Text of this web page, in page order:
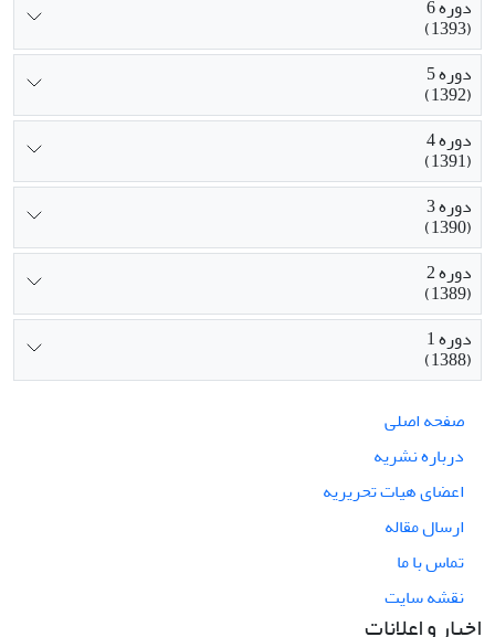
دوره 6
(1393)
دوره 5
(1392)
دوره 4
(1391)
دوره 3
(1390)
دوره 2
(1389)
دوره 1
(1388)
صفحه اصلی
درباره نشریه
اعضای هیات تحریریه
ارسال مقاله
تماس با ما
نقشه سایت
اخبار و اعلانات